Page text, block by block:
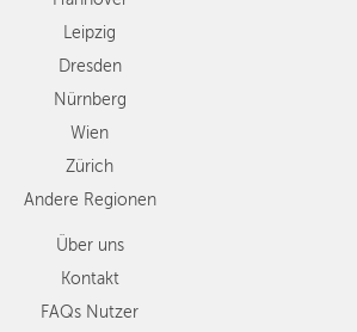
Regionen
Leipzig
Dresden
Nürnberg
Wien
Zürich
Andere Regionen
Über uns
Kontakt
FAQs Nutzer